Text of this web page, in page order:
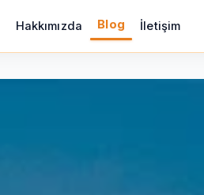
Hakkımızda Blog İletişim